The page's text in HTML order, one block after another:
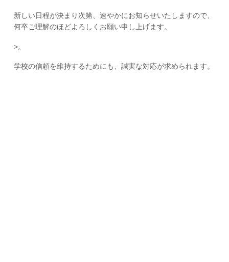
新しい日程が決まり次第、速やかにお知らせいたしますので、
何卒ご理解のほどよろしくお願い申し上げます。
>。
学校の信頼を維持するためにも、誠実な対応が求められます。